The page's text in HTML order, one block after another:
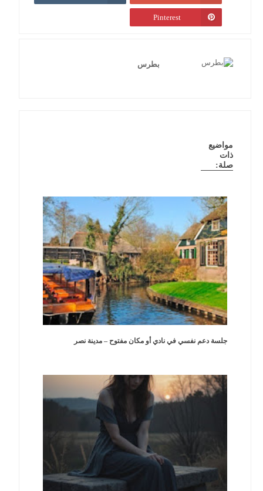
Pinterest
بطرس
مواضيع
ذات
صلة:
جلسة دعم نفسي في نادي أو مكان مفتوح – مدينة نصر